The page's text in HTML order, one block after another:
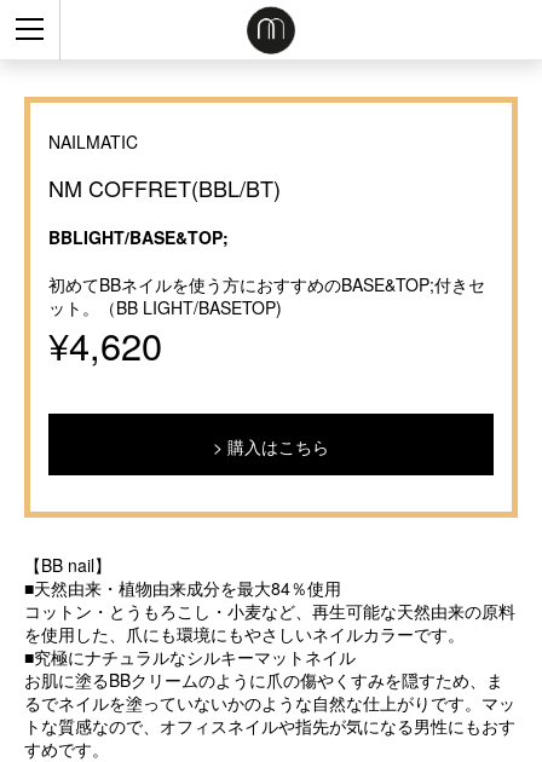
NAILMATIC
NM COFFRET(BBL/BT)
BBLIGHT/BASE&TOP;
初めてBBネイルを使う方におすすめのBASE&TOP;付きセ
ット。（BB LIGHT/BASETOP)
¥4,620
購入はこちら
【BB nail】
■天然由来・植物由来成分を最大84％使用
コットン・とうもろこし・小麦など、再生可能な天然由来の原料
を使用した、爪にも環境にもやさしいネイルカラーです。
■究極にナチュラルなシルキーマットネイル
お肌に塗るBBクリームのように爪の傷やくすみを隠すため、ま
るでネイルを塗っていないかのような自然な仕上がりです。マッ
トな質感なので、オフィスネイルや指先が気になる男性にもおす
すめです。